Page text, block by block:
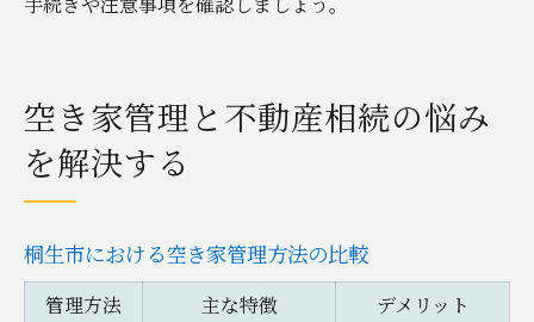
空き家管理と不動産相続の悩み
を解決する
桐生市における空き家管理方法の比較
管理方法 主な特徴 デメリット